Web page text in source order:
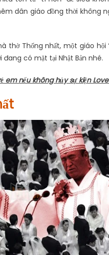
dân giáo đồng thời không
Thống nhất, một giáo hội
có mặt tại Nhật Bản nhé.
em nếu không hủy sự kiện